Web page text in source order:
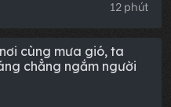
12 phút
cùng mưa gió, ta
chẳng ngắm người